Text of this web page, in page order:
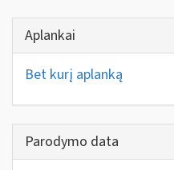
Aplankai
Bet kurį aplanką
Parodymo data